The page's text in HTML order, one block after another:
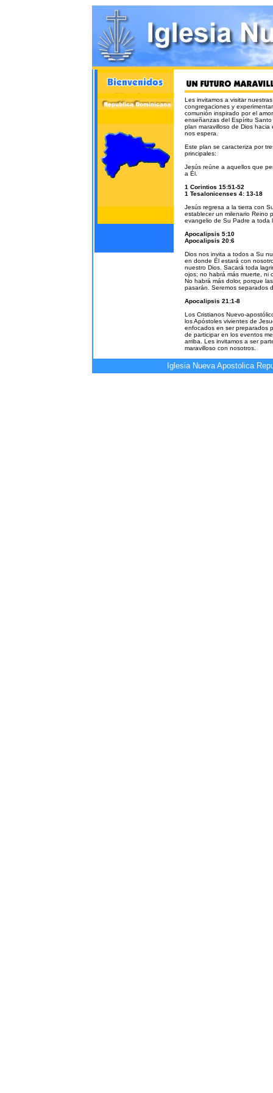
Les invitamos a visitar nuestras
congregaciones y
comunión inspirado por el
enseñanzas del Espíritu
plan maravilloso de Dios hacia
nos espera.
Este plan se caracteriza por
principales:
Jesús reúne a aquellos que
a Él.
1 Corintios 15:51-52
1 Tesalonicenses 4: 13-18
Jesús regresa a la tierra con
establecer un milenario Reino
evangelio de Su Padre a toda
Apocalipsis 5:10
Apocalipsis 20:6
Dios nos invita a todos a Su
en donde Él estará con
nuestro Dios. Sacará toda
ojos; no habrá más muerte, ni
No habrá más dolor, porque
pasarán. Seremos separados
Apocalipsis 21:1-8
Los Cristianos Nuevo-
los Apóstoles vivientes de
enfocados en ser preparados
de participar en los eventos
arriba. Les invitamos a ser
maravilloso con nosotros.
Iglesia Nueva Apostolica